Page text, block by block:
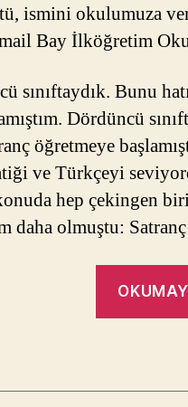
ismini okulumuza
Bay İlköğretim
sınıftaydık. Bunu
Dördüncü
öğretmeye
ve Türkçeyi
hep çekingen
daha olmuştu: